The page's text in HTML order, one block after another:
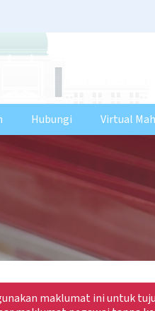
Hubungi Virtual
maklumat ini untuk